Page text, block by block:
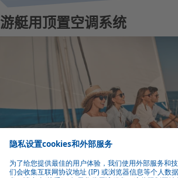
游艇用顶置空调系统